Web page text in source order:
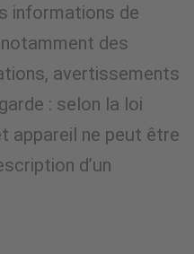
informations de
des
avertissements
: selon la loi
appareil ne peut être
d’un